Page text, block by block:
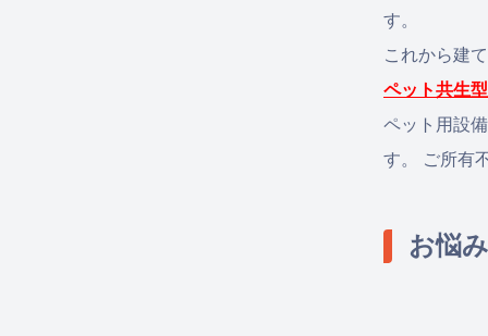
す。
これから建
ペット共生
ペット用設
す。 ご所有
お悩